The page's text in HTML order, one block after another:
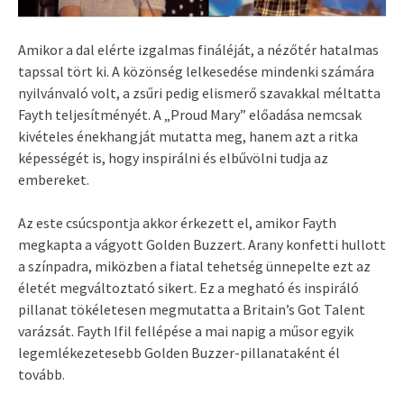
Amikor a dal elérte izgalmas fináléját, a nézőtér hatalmas
tapssal tört ki. A közönség lelkesedése mindenki számára
nyilvánvaló volt, a zsűri pedig elismerő szavakkal méltatta
Fayth teljesítményét. A „Proud Mary” előadása nemcsak
kivételes énekhangját mutatta meg, hanem azt a ritka
képességét is, hogy inspirálni és elbűvölni tudja az
embereket.
Az este csúcspontja akkor érkezett el, amikor Fayth
megkapta a vágyott Golden Buzzert. Arany konfetti hullott
a színpadra, miközben a fiatal tehetség ünnepelte ezt az
életét megváltoztató sikert. Ez a megható és inspiráló
pillanat tökéletesen megmutatta a Britain’s Got Talent
varázsát. Fayth Ifil fellépése a mai napig a műsor egyik
legemlékezetesebb Golden Buzzer-pillanataként él
tovább.